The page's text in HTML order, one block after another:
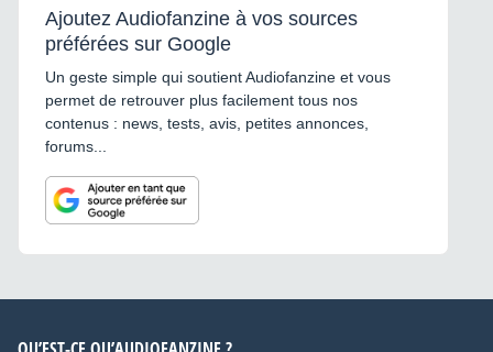
Ajoutez Audiofanzine à vos sources
préférées sur Google
Un geste simple qui soutient Audiofanzine et vous
permet de retrouver plus facilement tous nos
contenus : news, tests, avis, petites annonces,
forums...